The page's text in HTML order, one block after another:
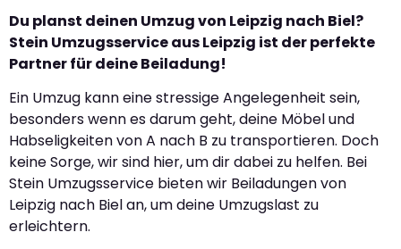
Du planst deinen Umzug von Leipzig nach Biel?
Stein Umzugsservice aus Leipzig ist der perfekte
Partner für deine Beiladung!
Ein Umzug kann eine stressige Angelegenheit sein,
besonders wenn es darum geht, deine Möbel und
Habseligkeiten von A nach B zu transportieren. Doch
keine Sorge, wir sind hier, um dir dabei zu helfen. Bei
Stein Umzugsservice bieten wir Beiladungen von
Leipzig nach Biel an, um deine Umzugslast zu
erleichtern.